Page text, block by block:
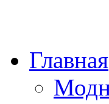
Главная